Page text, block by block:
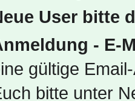
User bitte
- E-
gültige
bitte unter